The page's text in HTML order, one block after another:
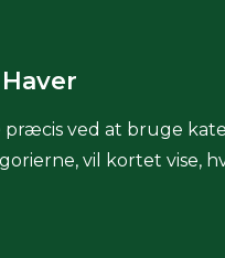
præcis ved at bruge
vil kortet vise,